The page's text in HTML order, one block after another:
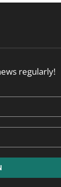
regularly!